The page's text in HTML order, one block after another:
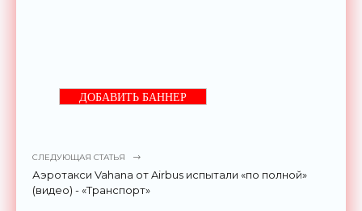
ДОБАВИТЬ БАННЕР
СЛЕДУЮЩАЯ СТАТЬЯ
Аэротакси Vahana от Airbus испытали «по полной»
(видео) - «Транспорт»